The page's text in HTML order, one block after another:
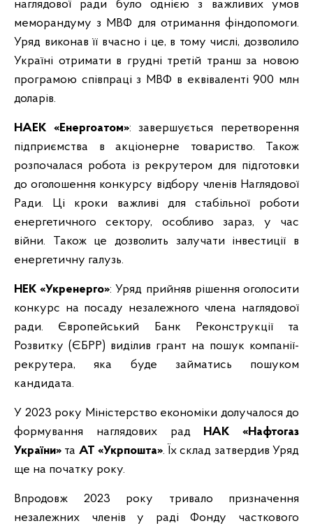
наглядової ради було однією з важливих умов
меморандуму з МВФ для отримання фіндопомоги.
Уряд виконав її вчасно і це, в тому числі, дозволило
Україні отримати в грудні третій транш за новою
програмою співпраці з МВФ в еквіваленті 900 млн
доларів.
НАЕК «Енергоатом»: завершується перетворення
підприємства в акціонерне товариство. Також
розпочалася робота із рекрутером для підготовки
до оголошення конкурсу відбору членів Наглядової
Ради. Ці кроки важливі для стабільної роботи
енергетичного сектору, особливо зараз, у час
війни. Також це дозволить залучати інвестиції в
енергетичну галузь.
НЕК «Укренерго»: Уряд прийняв рішення оголосити
конкурс на посаду незалежного члена наглядової
ради. Європейський Банк Реконструкції та
Розвитку (ЄБРР) виділив грант на пошук компанії-
рекрутера, яка буде займатись пошуком
кандидата.
У 2023 року Міністерство економіки долучалося до
формування наглядових рад НАК «Нафтогаз
України» та АТ «Укрпошта». Їх склад затвердив Уряд
ще на початку року.
Впродовж 2023 року тривало призначення
незалежних членів у раді Фонду часткового